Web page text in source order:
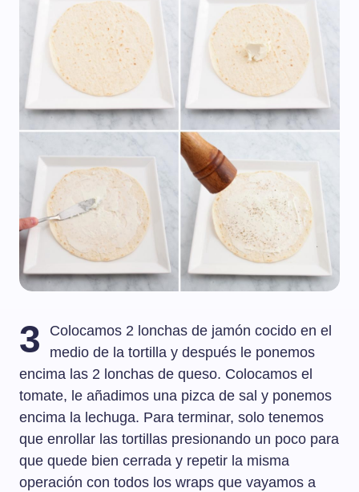
3
Colocamos 2 lonchas de jamón cocido en el
medio de la tortilla y después le ponemos
encima las 2 lonchas de queso. Colocamos el
tomate, le añadimos una pizca de sal y ponemos
encima la lechuga. Para terminar, solo tenemos
que enrollar las tortillas presionando un poco para
que quede bien cerrada y repetir la misma
operación con todos los wraps que vayamos a